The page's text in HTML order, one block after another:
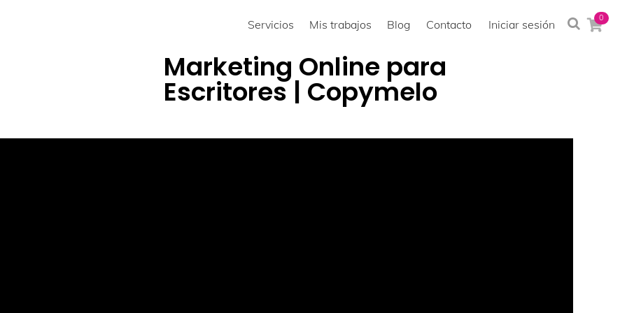
0
Servicios Mis trabajos Blog Contacto Iniciar sesión
Marketing Online para
Escritores | Copymelo